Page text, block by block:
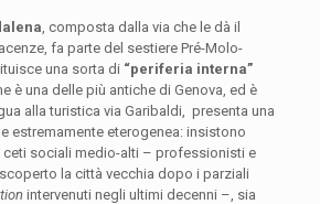
, composta dalla via che le dà il
fa parte del sestiere Pré-Molo-
una sorta di “periferia interna”
è una delle più antiche di Genova, ed è
alla turistica via Garibaldi, presenta una
estremamente eterogenea: insistono
sociali medio-alti – professionisti e
la città vecchia dopo i parziali
intervenuti negli ultimi decenni –, sia